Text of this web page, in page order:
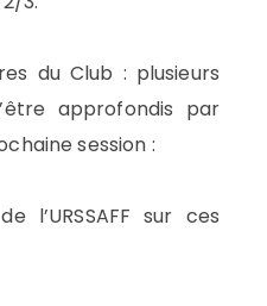
du Club : plusieurs
approfondis par
session :
l’URSSAFF sur ces